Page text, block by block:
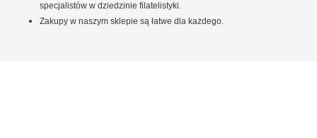
specjalistów w dziedzinie filatelistyki.
Zakupy w naszym sklepie są łatwe dla każdego.